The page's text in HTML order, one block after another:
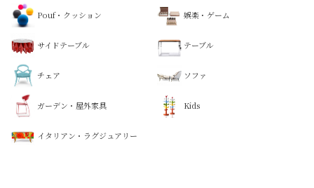
Pouf・クッション 娯楽・ゲーム
サイドテーブル テーブル
チェア ソファ
ガーデン・屋外家具 Kids
イタリアン・ラグジュアリー